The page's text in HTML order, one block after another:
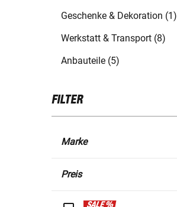
Geschenke & Dekoration (1)
Werkstatt & Transport (8)
Anbauteile (5)
FILTER
Marke
Preis